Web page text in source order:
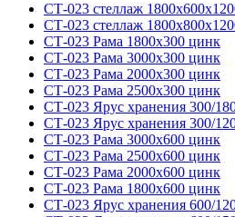
СТ-023 стеллаж
СТ-023 стеллаж
СТ-023 Рама 1800х300 цинк
СТ-023 Рама 3000х300 цинк
СТ-023 Рама 2000х300 цинк
СТ-023 Рама 2500х300 цинк
СТ-023 Ярус хранения 300/
СТ-023 Ярус хранения 300/
СТ-023 Рама 3000х600 цинк
СТ-023 Рама 2500х600 цинк
СТ-023 Рама 2000х600 цинк
СТ-023 Рама 1800х600 цинк
СТ-023 Ярус хранения 600/